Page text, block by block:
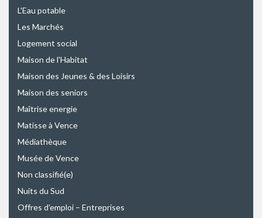
L'Eau potable
Les Marchés
Logement social
Maison de l'Habitat
Maison des Jeunes & des Loisirs
Maison des seniors
Maîtrise energie
Matisse à Vence
Médiathèque
Musée de Vence
Non classifié(e)
Nuits du Sud
Offres d'emploi – Entreprises